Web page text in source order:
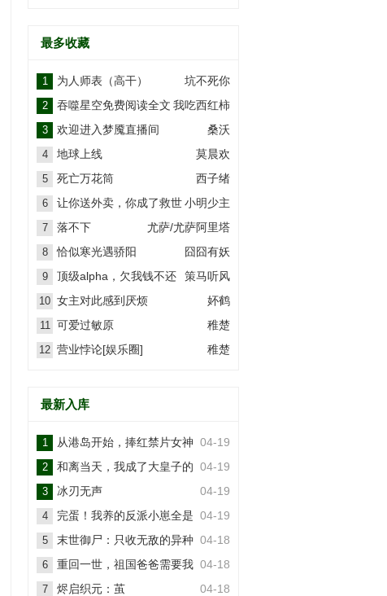
最多收藏
1 坑不死你
为人师表（高干）
2 我吃西红柿
吞噬星空免费阅读全文
3 桑沃
欢迎进入梦魇直播间
4 莫晨欢
地球上线
5 西子绪
死亡万花筒
6 小明少主
让你送外卖，你成了救世
主？
7 尤萨/尤萨阿里塔
落不下
8 囧囧有妖
恰似寒光遇骄阳
9 策马听风
顶级alpha，欠我钱不还
10 妚鹤
女主对此感到厌烦
11 稚楚
可爱过敏原
12 稚楚
营业悖论[娱乐圈]
最新入库
1 04-19
从港岛开始，捧红禁片女神
2 04-19
和离当天，我成了大皇子的
掌上娇
3 04-19
冰刃无声
4 04-19
完蛋！我养的反派小崽全是
大佬
5 04-18
末世御尸：只收无敌的异种
丧尸
6 04-18
重回一世，祖国爸爸需要我
7 04-18
烬启织元：茧